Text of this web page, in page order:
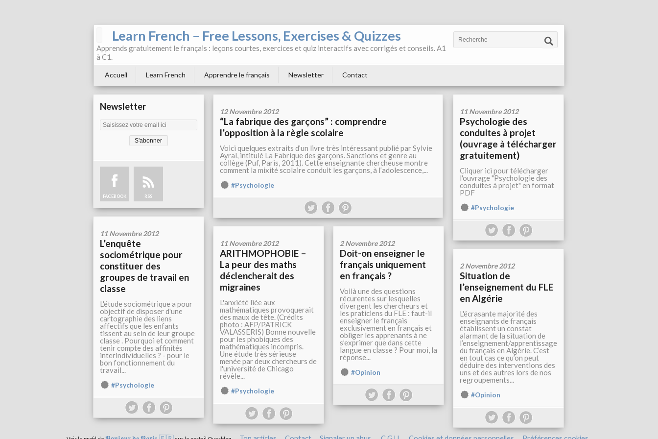
Learn French – Free Lessons, Exercises & Quizzes
Apprends gratuitement le français : leçons courtes, exercices et quiz interactifs avec corrigés et conseils. A1
à C1.
Accueil Learn French Apprendre le français Newsletter Contact
Newsletter
FACEBOOK RSS
12 Novembre 2012
“La fabrique des garçons” : comprendre
l’opposition à la règle scolaire
Voici quelques extraits d’un livre très intéressant publié par Sylvie
Ayral, intitulé La Fabrique des garçons. Sanctions et genre au
collège (Puf, Paris, 2011). Cette enseignante chercheuse montre
comment la mixité scolaire conduit les garçons, à l’adolescence,...
#Psychologie
11 Novembre 2012
Psychologie des
conduites à projet
(ouvrage à télécharger
gratuitement)
Cliquer ici pour télécharger
l'ouvrage "Psychologie des
conduites à projet" en format
PDF
#Psychologie
11 Novembre 2012
L’enquête
sociométrique pour
constituer des
groupes de travail en
classe
L'étude sociométrique a pour
objectif de disposer d'une
cartographie des liens
affectifs que les enfants
tissent au sein de leur groupe
classe . Pourquoi et comment
tenir compte des affinités
interindividuelles ? - pour le
bon fonctionnement du
travail...
#Psychologie
11 Novembre 2012
ARITHMOPHOBIE –
La peur des maths
déclencherait des
migraines
L'anxiété liée aux
mathématiques provoquerait
des maux de tête. (Crédits
photo : AFP/PATRICK
VALASSERIS) Bonne nouvelle
pour les phobiques des
mathématiques incompris.
Une étude très sérieuse
menée par deux chercheurs de
l'université de Chicago
révèle...
#Psychologie
2 Novembre 2012
Doit-on enseigner le
français uniquement
en français ?
Voilà une des questions
récurentes sur lesquelles
divergent les chercheurs et
les praticiens du FLE : faut-il
enseigner le français
exclusivement en français et
obliger les apprenants à ne
s’exprimer que dans cette
langue en classe ? Pour moi, la
réponse...
#Opinion
2 Novembre 2012
Situation de
l’enseignement du FLE
en Algérie
L'écrasante majorité des
enseignants de français
établissent un constat
alarmant de la situation de
l’enseignement/apprentissage
du français en Algérie. C’est
en tout cas ce qu’on peut
déduire des interventions des
uns et des autres lors de nos
regroupements...
#Opinion